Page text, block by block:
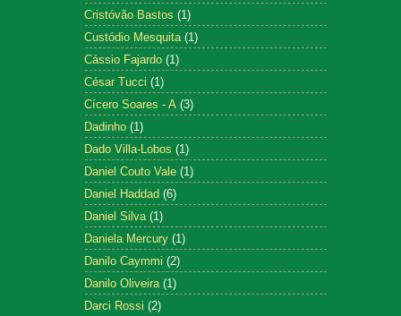
Cristóvão Bastos (1)
Custódio Mesquita (1)
Cássio Fajardo (1)
César Tucci (1)
Cícero Soares - A (3)
Dadinho (1)
Dado Villa-Lobos (1)
Daniel Couto Vale (1)
Daniel Haddad (6)
Daniel Silva (1)
Daniela Mercury (1)
Danilo Caymmi (2)
Danilo Oliveira (1)
Darci Rossi (2)